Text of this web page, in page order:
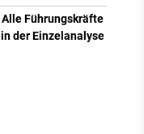
Alle Führungskräfte
in der Einzelanalyse